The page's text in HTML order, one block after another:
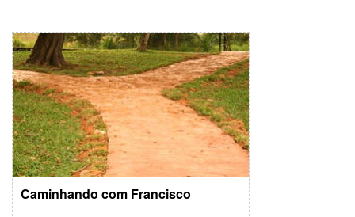
Caminhando com Francisco